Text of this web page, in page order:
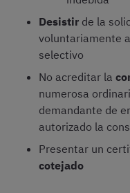
Desistir de la
voluntariamente
selectivo
No acreditar la
numerosa
demandante de
autorizado la
Presentar un
cotejado